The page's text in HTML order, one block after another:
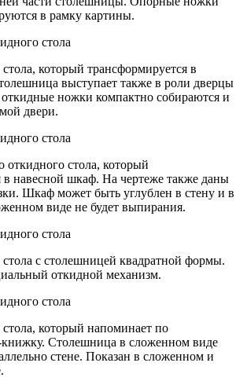
в рамку картины.
который трансформируется в
выступает также в роли дверцы
ножки компактно собираются и
двери.
откидного стола, который
в навесной шкаф. На чертеже также даны
Шкаф может быть углублен в стену и в
виде не будет выпирания.
с столешницей квадратной формы.
откидной механизм.
который напоминает по
книжку. Столешница в сложенном виде
стене. Показан в сложенном и